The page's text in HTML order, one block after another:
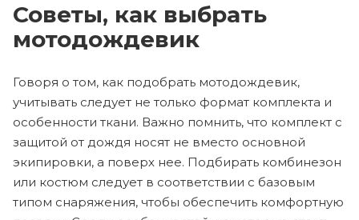
Советы, как выбрать
мотодождевик
Говоря о том, как подобрать мотодождевик,
учитывать следует не только формат комплекта и
особенности ткани. Важно помнить, что комплект с
защитой от дождя носят не вместо основной
экипировки, а поверх нее. Подбирать комбинезон
или костюм следует в соответствии с базовым
типом снаряжения, чтобы обеспечить комфортную